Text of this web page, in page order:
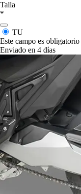
Talla
*
TU
Este campo es obligatorio
Enviado en 4 días